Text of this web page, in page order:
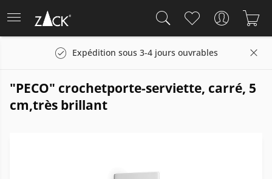
Expédition sous 3-4 jours ouvrables
"PECO" crochetporte-serviette, carré, 5
cm,très brillant